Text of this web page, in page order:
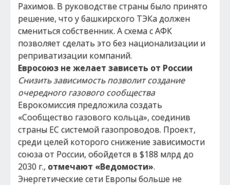
Рахимов. В руководстве страны было принято
решение, что у башкирского ТЭКа должен
смениться собственник. А схема с АФК
позволяет сделать это без национализации и
реприватизации компаний.
Евросоюз не желает зависеть от России
Снизить зависимость позволит создание
очередного газового сообщества
Еврокомиссия предложила создать
«Сообщество газового кольца», соединив
страны ЕС системой газопроводов. Проект,
среди целей которого снижение зависимости
союза от России, обойдется в $188 млрд до
2030 г., отмечают «Ведомости».
Энергетические сети Европы больше не